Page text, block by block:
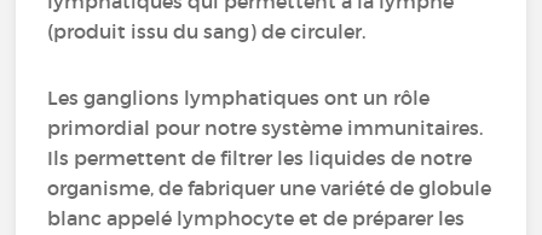
(produit issu du sang) de circuler.
Les ganglions lymphatiques ont un rôle
primordial pour notre système immunitaires.
Ils permettent de filtrer les liquides de notre
organisme, de fabriquer une variété de globule
blanc appelé lymphocyte et de préparer les